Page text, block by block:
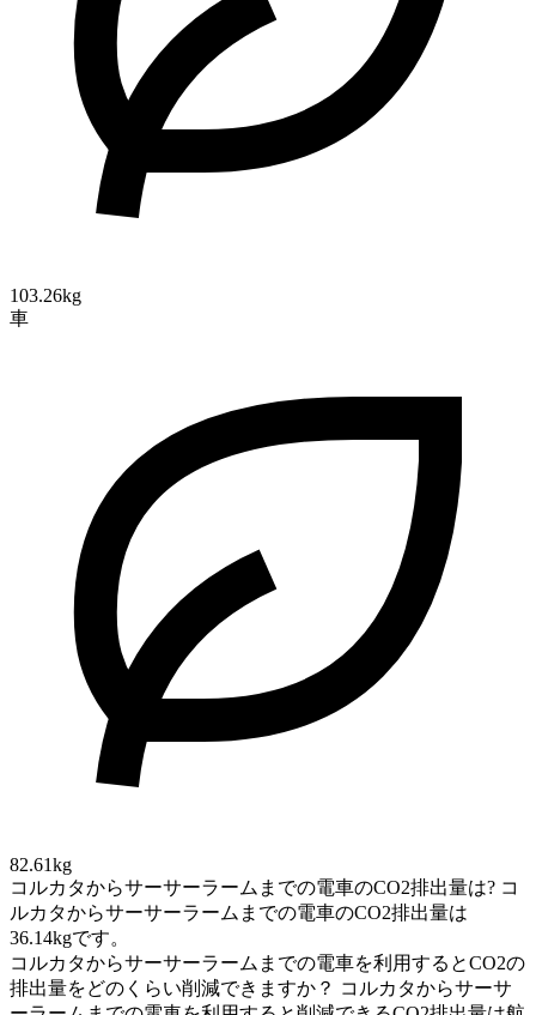
103.26kg
車
82.61kg
コルカタからサーサーラームまでの電車のCO2排出量は? コ
ルカタからサーサーラームまでの電車のCO2排出量は
36.14kgです。
コルカタからサーサーラームまでの電車を利用するとCO2の
排出量をどのくらい削減できますか？ コルカタからサーサ